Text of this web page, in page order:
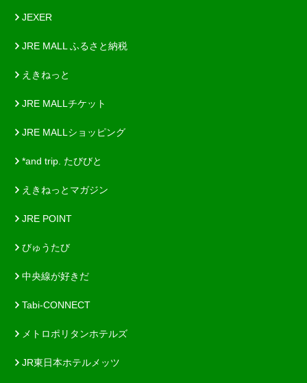
JEXER
JRE MALL ふるさと納税
えきねっと
JRE MALLチケット
JRE MALLショッピング
*and trip. たびびと
えきねっとマガジン
JRE POINT
びゅうたび
中央線が好きだ
Tabi-CONNECT
メトロポリタンホテルズ
JR東日本ホテルメッツ